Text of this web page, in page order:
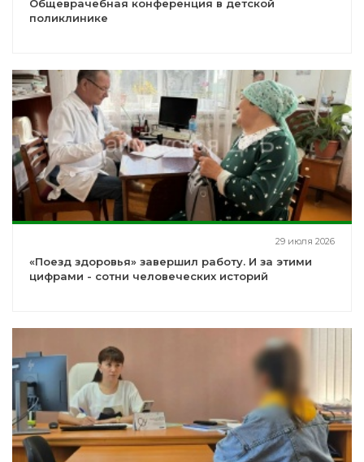
Общеврачебная конференция в детской
поликлинике
29 июля 2026
«Поезд здоровья» завершил работу. И за этими
цифрами - сотни человеческих историй